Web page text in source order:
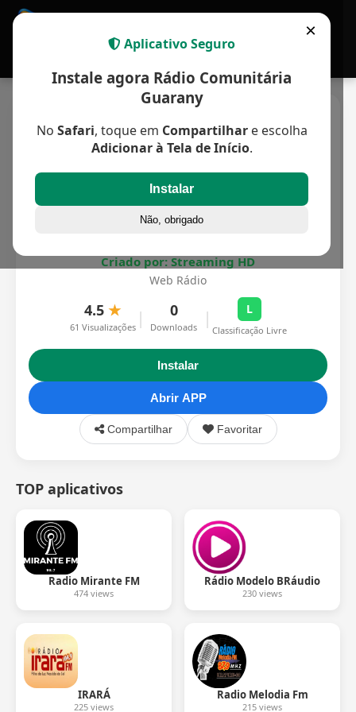
Criado por: Streaming HD
Web Rádio
4.5 ★
61 Visualizações | 0
Downloads | L
Classificação Livre
Instalar
Abrir APP
Compartilhar Favoritar
TOP aplicativos
Radio Mirante FM
474 views
Rádio Modelo BRáudio
230 views
IRARÁ
225 views
Radio Melodia Fm
215 views
×
Aplicativo Seguro
Instale agora Rádio Comunitária
Guarany
No Safari, toque em Compartilhare escolha
Adicionar à Tela de Início.
Instalar
Não, obrigado